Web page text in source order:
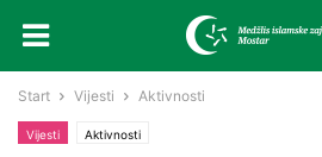
Start Vijesti Aktivnosti
Vijesti Aktivnosti